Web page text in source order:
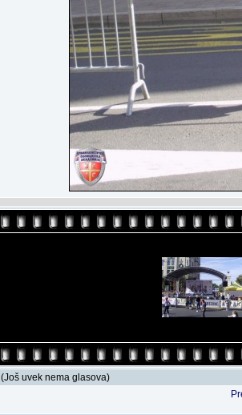
(Još uvek nema glasova)